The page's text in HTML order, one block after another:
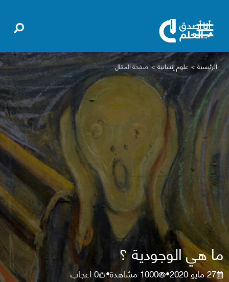
الرئيسية علوم إنسانية صفحة المقال
ما هي الوجودية ؟
27 مايو 2020 •
1000 مشاهدة•
0اعجاب